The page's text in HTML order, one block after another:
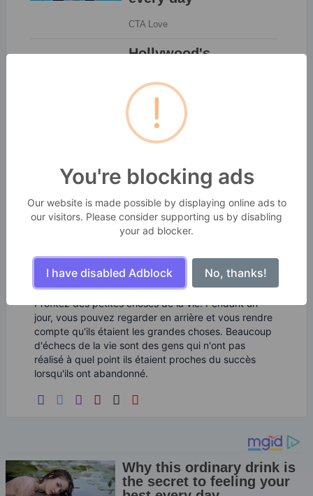
SekitarKita Webtools
BANGBARA GROUPS
Profitez des petites choses de la vie. Pendant un
jour, vous pouvez regarder en arrière et vous rendre
compte qu'ils étaient les grandes choses. Beaucoup
d'échecs de la vie sont des gens qui n'ont pas
réalisé à quel point ils étaient proches du succès
lorsqu'ils ont abandonné.
!
You're blocking ads
Our website is made possible by displaying online ads to
our visitors. Please consider supporting us by disabling
your ad blocker.
I have disabled Adblock No, thanks!